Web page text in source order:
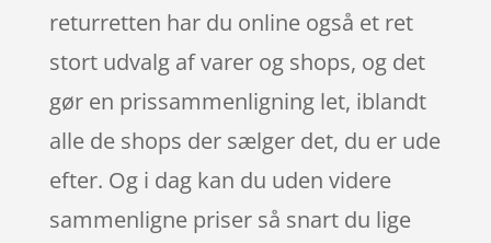
returretten har du online også et ret
stort udvalg af varer og shops, og det
gør en prissammenligning let, iblandt
alle de shops der sælger det, du er ude
efter. Og i dag kan du uden videre
sammenligne priser så snart du lige